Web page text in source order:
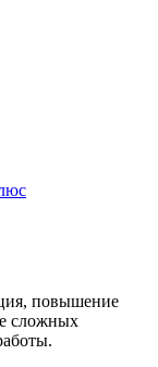
повышение
сложных